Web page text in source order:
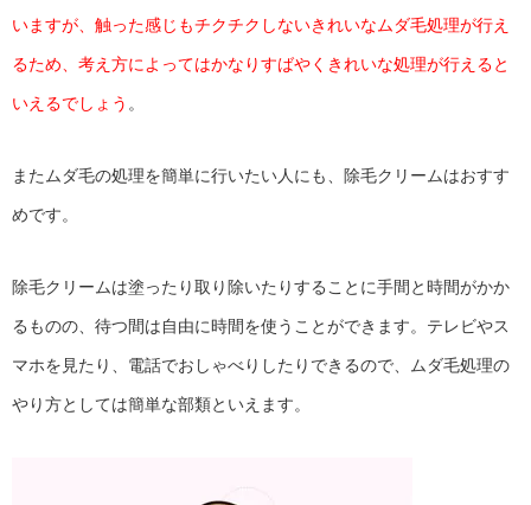
いますが、触った感じもチクチクしないきれいなムダ毛処理が行え
るため、考え方によってはかなりすばやくきれいな処理が行えると
いえるでしょう 。
またムダ毛の処理を簡単に行いたい人にも、除毛クリームはおすす
めです。
除毛クリームは塗ったり取り除いたりすることに手間と時間がかか
るものの、待つ間は自由に時間を使うことができます。テレビやス
マホを見たり、電話でおしゃべりしたりできるので、ムダ毛処理の
やり方としては簡単な部類といえます。